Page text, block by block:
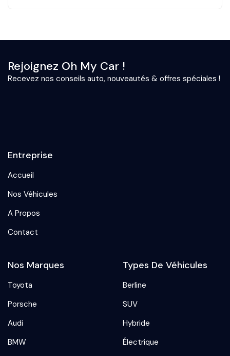
Rejoignez Oh My Car !
Recevez nos conseils auto, nouveautés & offres spéciales !
Entreprise
Accueil
Nos Véhicules
A Propos
Contact
Nos Marques
Toyota
Porsche
Audi
BMW
Types De Véhicules
Berline
SUV
Hybride
Électrique